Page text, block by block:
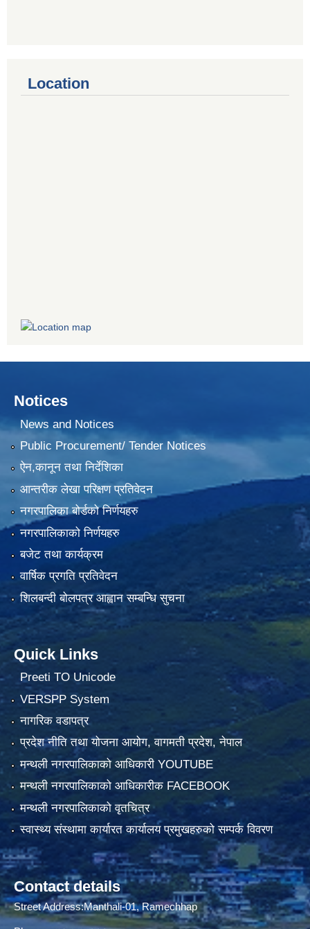
Location
Notices
News and Notices
Public Procurement/ Tender Notices
ऐन,कानून तथा निर्देशिका
आन्तरीक लेखा परिक्षण प्रतिवेदन
नगरपालिका बोर्डको निर्णयहरु
नगरपालिकाको निर्णयहरु
बजेट तथा कार्यक्रम
वार्षिक प्रगति प्रतिवेदन
शिलबन्दी बोलपत्र आह्वान सम्बन्धि सुचना
Quick Links
Preeti TO Unicode
VERSPP System
नागरिक वडापत्र
प्रदेश नीति तथा योजना आयोग, वागमती प्रदेश, नेपाल
मन्थली नगरपालिकाको आधिकारी YOUTUBE
मन्थली नगरपालिकाको आधिकारीक FACEBOOK
मन्थली नगरपालिकाको वृतचित्र
स्वास्थ्य संस्थामा कार्यारत कार्यालय प्रमुखहरुको सम्पर्क विवरण
Contact details
Street Address:Manthali-01, Ramechhap